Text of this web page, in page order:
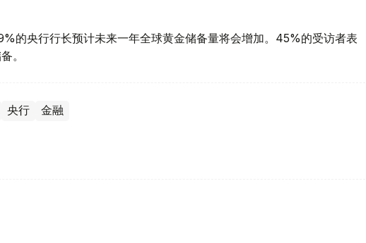
的央行行长预计未来一年全球黄金储备量将会增加。45%的受访者表
。
央行 金融